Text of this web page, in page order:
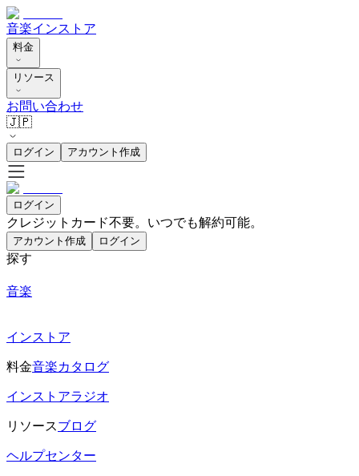
音楽インストア
料金
リソース
お問い合わせ
🇯🇵
ログイン アカウント作成
ログイン
クレジットカード不要。いつでも解約可能。
アカウント作成 ログイン
探す
音楽
インストア
料金音楽カタログ
インストアラジオ
リソースブログ
ヘルプセンター